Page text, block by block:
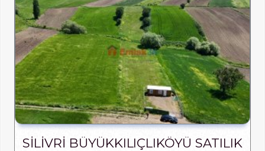
SILIVRI BÜYÜKKILIÇLIKÖYÜ SATILIK